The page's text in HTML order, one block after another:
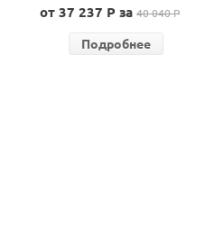
определяется при
от 37 237 P за40 040 P
Подробнее